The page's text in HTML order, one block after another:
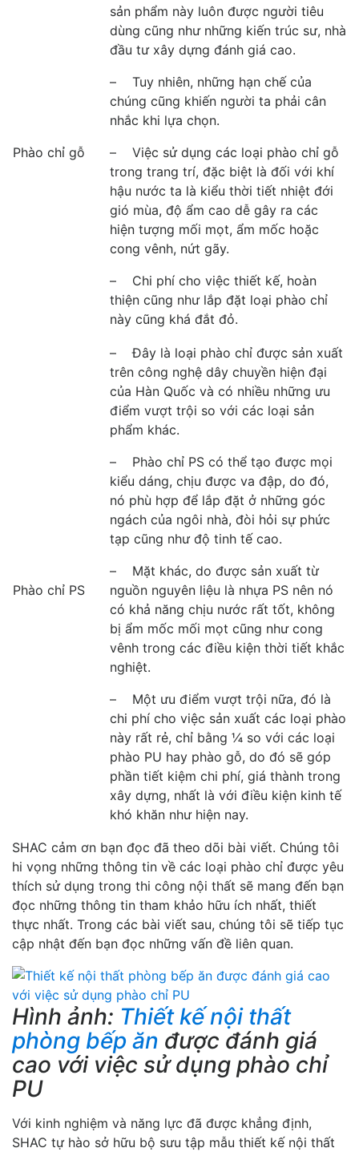
Phào chỉ gỗ
sản phẩm này luôn được người tiêu
dùng cũng như những kiến trúc sư, nhà
đầu tư xây dựng đánh giá cao.
– Tuy nhiên, những hạn chế của
chúng cũng khiến người ta phải cân
nhắc khi lựa chọn.
– Việc sử dụng các loại phào chỉ gỗ
trong trang trí, đặc biệt là đối với khí
hậu nước ta là kiểu thời tiết nhiệt đới
gió mùa, độ ẩm cao dễ gây ra các
hiện tượng mối mọt, ẩm mốc hoặc
cong vênh, nứt gãy.
– Chi phí cho việc thiết kế, hoàn
thiện cũng như lắp đặt loại phào chỉ
này cũng khá đắt đỏ.
Phào chỉ PS
– Đây là loại phào chỉ được sản xuất
trên công nghệ dây chuyền hiện đại
của Hàn Quốc và có nhiều những ưu
điểm vượt trội so với các loại sản
phẩm khác.
– Phào chỉ PS có thể tạo được mọi
kiểu dáng, chịu được va đập, do đó,
nó phù hợp để lắp đặt ở những góc
ngách của ngôi nhà, đòi hỏi sự phức
tạp cũng như độ tinh tế cao.
– Mặt khác, do được sản xuất từ
nguồn nguyên liệu là nhựa PS nên nó
có khả năng chịu nước rất tốt, không
bị ẩm mốc mối mọt cũng như cong
vênh trong các điều kiện thời tiết khắc
nghiệt.
– Một ưu điểm vượt trội nữa, đó là
chi phí cho việc sản xuất các loại phào
này rất rẻ, chỉ bằng ¼ so với các loại
phào PU hay phào gỗ, do đó sẽ góp
phần tiết kiệm chi phí, giá thành trong
xây dựng, nhất là với điều kiện kinh tế
khó khăn như hiện nay.
SHAC cảm ơn bạn đọc đã theo dõi bài viết. Chúng tôi
hi vọng những thông tin về các loại phào chỉ được yêu
thích sử dụng trong thi công nội thất sẽ mang đến bạn
đọc những thông tin tham khảo hữu ích nhất, thiết
thực nhất. Trong các bài viết sau, chúng tôi sẽ tiếp tục
cập nhật đến bạn đọc những vấn đề liên quan.
Hình ảnh: Thiết kế nội thất
phòng bếp ăn được đánh giá
cao với việc sử dụng phào chỉ
PU
Với kinh nghiệm và năng lực đã được khẳng định,
SHAC tự hào sở hữu bộ sưu tập mẫu thiết kế nội thất